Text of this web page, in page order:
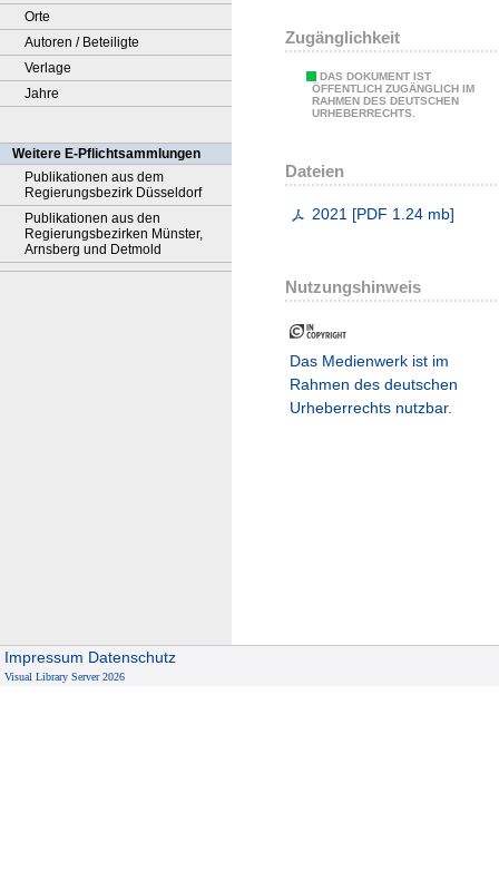
Orte
Autoren / Beteiligte
Verlage
Jahre
Weitere E-Pflichtsammlungen
Publikationen aus dem
Regierungsbezirk Düsseldorf
Publikationen aus den
Regierungsbezirken Münster,
Arnsberg und Detmold
Zugänglichkeit
DAS DOKUMENT IST
ÖFFENTLICH ZUGÄNGLICH IM
RAHMEN DES DEUTSCHEN
URHEBERRECHTS.
Dateien
2021 [PDF 1.24 mb]
Nutzungshinweis
Das Medienwerk ist im
Rahmen des deutschen
Urheberrechts nutzbar.
Impressum Datenschutz
Visual Library Server 2026